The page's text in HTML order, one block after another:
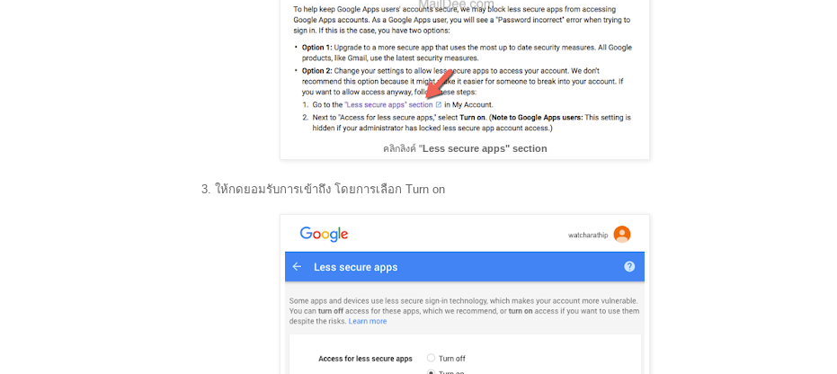
คลิกลิงค์ "Less secure apps" section
3. ให้กดยอมรับการเข้าถึง โดยการเลือก Turn on